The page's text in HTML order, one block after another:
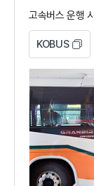
고속버스 운행
KOBUS